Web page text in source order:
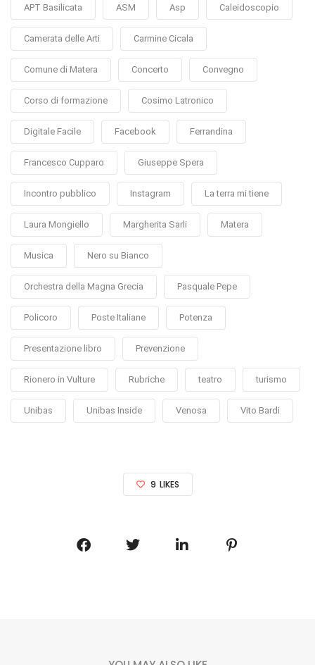
APT Basilicata ASM Asp Caleidoscopio
Camerata delle Arti Carmine Cicala
Comune di Matera Concerto Convegno
Corso di formazione Cosimo Latronico
Digitale Facile Facebook Ferrandina
Francesco Cupparo Giuseppe Spera
Incontro pubblico Instagram La terra mi tiene
Laura Mongiello Margherita Sarli Matera
Musica Nero su Bianco
Orchestra della Magna Grecia Pasquale Pepe
Policoro Poste Italiane Potenza
Presentazione libro Prevenzione
Rionero in Vulture Rubriche teatro turismo
Unibas Unibas Inside Venosa Vito Bardi
9 LIKES